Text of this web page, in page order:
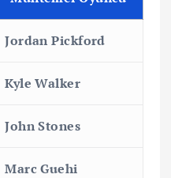
Jordan Pickford
Kyle Walker
John Stones
Marc Guehi